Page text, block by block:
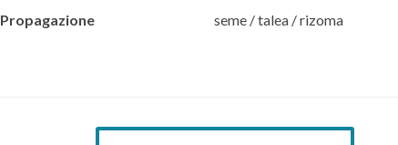
Propagazione
seme / talea / rizoma